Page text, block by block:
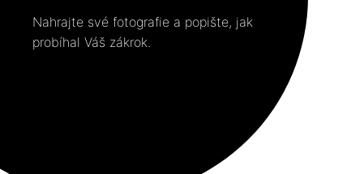
Nahrajte své fotografie a popište, jak
probíhal Váš zákrok.